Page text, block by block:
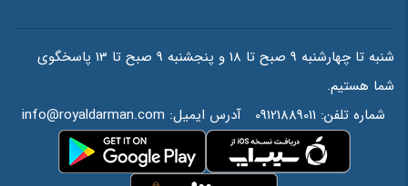
شنبه تا چهارشنبه 9 صبح تا 18 و پنجشنبه 9 صبح تا 13 پاسخگوی
شما هستیم.
شماره تلفن: 09121889011 آدرس ایمیل: info@royaldarman.com